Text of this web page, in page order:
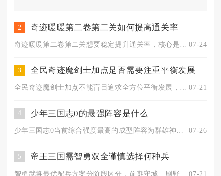
2 奇迹暖暖第二卷第二关如何提高通关率
07-24
3 全民奇迹魔剑士加点是否需要注重平衡发展
07-21
4 少年三国志0的最强阵容是什么
少年三国志0当前综合强度最高的成型阵容为群雄神魔混搭爆发流，... 07-26
5 帝王三国需智勇双全谨慎选择何种兵
07-21